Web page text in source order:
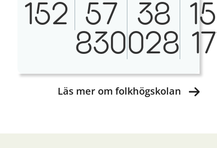
152
57
830
38
028
Läs mer om folkhögskolan